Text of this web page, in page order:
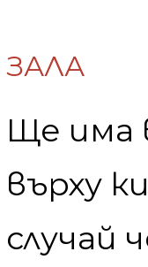
ЗАЛА
Ще има
върху
случай